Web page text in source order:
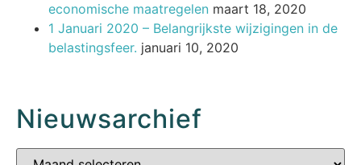
economische maatregelen maart 18, 2020
1 Januari 2020 – Belangrijkste wijzigingen in de
belastingsfeer. januari 10, 2020
Nieuwsarchief